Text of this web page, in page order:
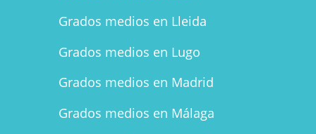
Grados medios en Lleida
Grados medios en Lugo
Grados medios en Madrid
Grados medios en Málaga